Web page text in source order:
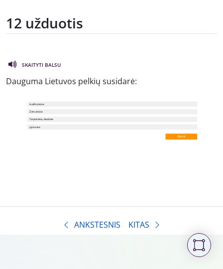
12 užduotis
SKAITYTI BALSU
Dauguma Lietuvos pelkių susidarė:
ANKSTESNIS KITAS